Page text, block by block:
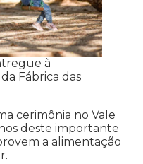
à
Fábrica das
cerimônia no Vale
deste importante
a alimentação